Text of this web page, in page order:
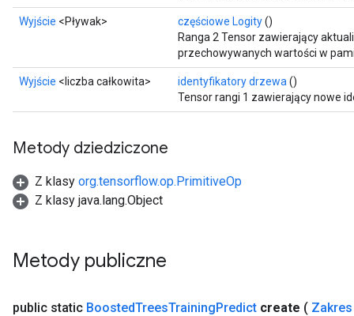
Wyjście <Pływak> częściowe Logity()
Ranga 2 Tensor zawierający
przechowywanych wartości w
Wyjście <liczba całkowita> identyfikatory drzewa ()
Tensor rangi 1 zawierający nowe
Metody dziedziczone
Z klasy org.tensorflow.op.PrimitiveOp
Z klasy java.lang.Object
Metody publiczne
public static BoostedTreesTrainingPredict create ( Zakres